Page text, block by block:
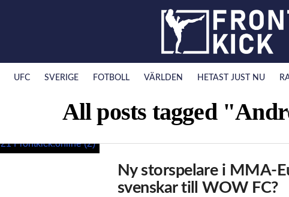
UFC SVERIGE FOTBOLL VÄRLDEN HETAST JUST NU
All posts tagged
Ny storspelare i MMA-
svenskar till WOW FC?